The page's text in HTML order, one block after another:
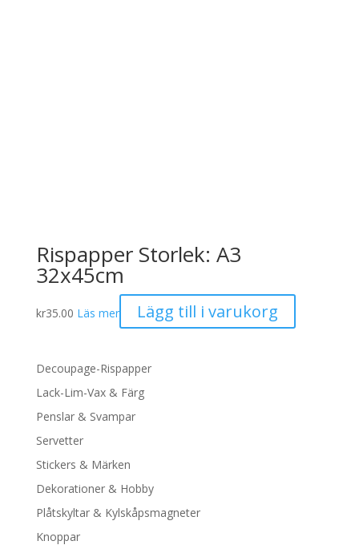
Rispapper Storlek: A3
32x45cm
kr35.00 Läs mer Lägg till i varukorg
Decoupage-Rispapper
Lack-Lim-Vax & Färg
Penslar & Svampar
Servetter
Stickers & Märken
Dekorationer & Hobby
Plåtskyltar & Kylskåpsmagneter
Knoppar